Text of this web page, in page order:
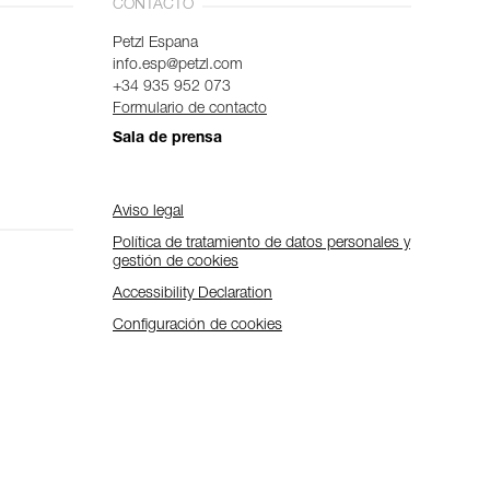
CONTACTO
Petzl Espana
info.esp@petzl.com
+34 935 952 073
Formulario de contacto
Sala de prensa
Aviso legal
Política de tratamiento de datos personales y
gestión de cookies
Accessibility Declaration
Configuración de cookies